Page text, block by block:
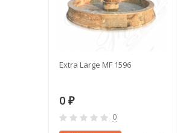
Extra Large MF 1596
0 ₽
0